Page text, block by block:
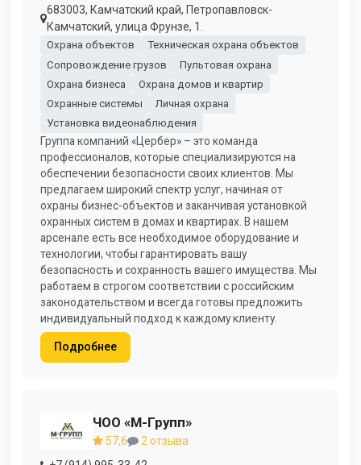
683003, Камчатский край, Петропавловск-
Камчатский, улица Фрунзе, 1.
Охрана объектов
Техническая охрана объектов
Сопровождение грузов
Пультовая охрана
Охрана бизнеса
Охрана домов и квартир
Охранные системы
Личная охрана
Установка видеонаблюдения
Группа компаний «Цербер» – это команда
профессионалов, которые специализируются на
обеспечении безопасности своих клиентов. Мы
предлагаем широкий спектр услуг, начиная от
охраны бизнес-объектов и заканчивая установкой
охранных систем в домах и квартирах. В нашем
арсенале есть все необходимое оборудование и
технологии, чтобы гарантировать вашу
безопасность и сохранность вашего имущества. Мы
работаем в строгом соответствии с российским
законодательством и всегда готовы предложить
индивидуальный подход к каждому клиенту.
Подробнее
ЧОО «М-Групп»
57,6
2 отзыва